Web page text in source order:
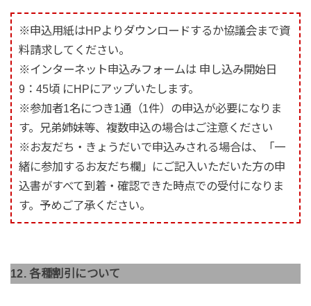
※申込用紙はHPよりダウンロードするか協議会まで資
料請求してください。
※インターネット申込みフォームは 申し込み開始日
9：45頃 にHPにアップいたします。
※参加者1名につき1通（1件）の申込が必要になりま
す。兄弟姉妹等、複数申込の場合はご注意ください
※お友だち・きょうだいで申込みされる場合は、「一
緒に参加するお友だち欄」にご記入いただいた方の申
込書がすべて到着・確認できた時点での受付になりま
す。予めご了承ください。
12. 各種割引について